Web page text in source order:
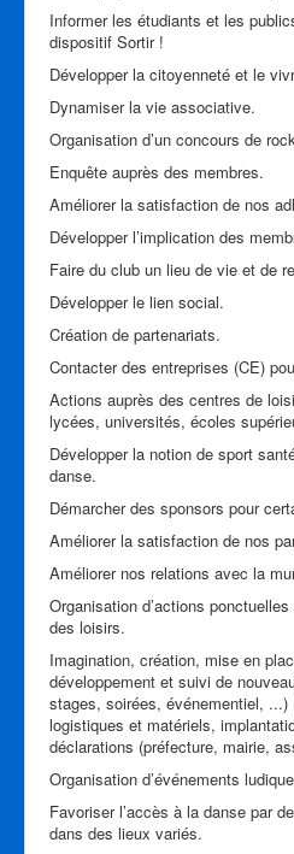
Informer les étudiants et les
dispositif Sortir !
Développer la citoyenneté et le
Dynamiser la vie associative.
Organisation d’un concours de
Enquête auprès des membres.
Améliorer la satisfaction de nos
Développer l’implication des
Faire du club un lieu de vie et de
Développer le lien social.
Création de partenariats.
Contacter des entreprises (CE)
Actions auprès des centres de
lycées, universités, écoles
Développer la notion de sport
danse.
Démarcher des sponsors pour
Améliorer la satisfaction de nos
Améliorer nos relations avec la
Organisation d’actions
des loisirs.
Imagination, création, mise en
développement et suivi de
stages, soirées, événementiel,
logistiques et matériels,
déclarations (préfecture, mairie,
Organisation d’événements
Favoriser l’accès à la danse par
dans des lieux variés.